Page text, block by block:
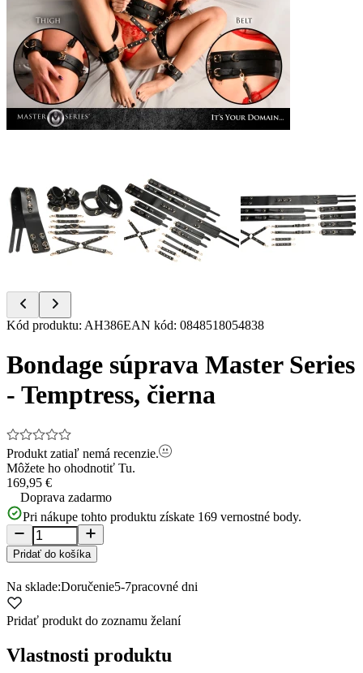
Item
of
15
Kód produktu: AH386EAN kód: 0848518054838
Bondage súprava Master Series
- Temptress, čierna
Produkt zatiaľ nemá recenzie.
Môžete ho ohodnotiť Tu.
169,95 €
Doprava zadarmo
Pri nákupe tohto produktu získate 169 vernostné body.
Pridať do košíka
Na sklade:Doručenie5-7pracovné dni
Pridať produkt do zoznamu želaní
Vlastnosti produktu